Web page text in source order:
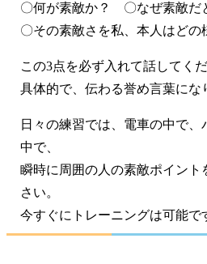
〇何が素敵か？ 〇なぜ素敵だ
〇その素敵さを私、本人はどの
この3点を必ず入れて話してくだ
具体的で、伝わる誉め言葉にな
日々の練習では、電車の中で
中で、
瞬時に周囲の人の素敵ポイント
さい。
今すぐにトレーニングは可能で